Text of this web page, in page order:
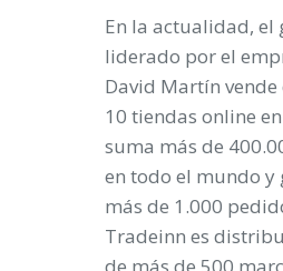
En la actualidad, el
liderado por el
David Martín vende
10 tiendas online en
suma más de
en todo el mundo y
más de 1.000
Tradeinn es